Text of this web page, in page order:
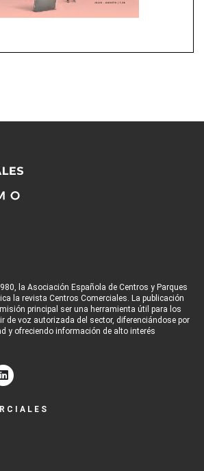
la Asociación Española de Centros y Parques
la revista Centros Comerciales. La publicación
principal ser una herramienta útil para los
de voz autorizada del sector, diferenciándose por
y ofreciendo información de alto interés